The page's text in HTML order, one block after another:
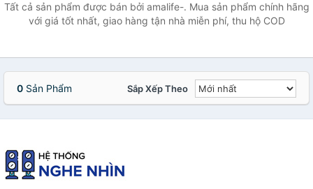
Tất cả sản phẩm được bán bởi amalife-. Mua sản phẩm chính hãng
với giá tốt nhất, giao hàng tận nhà miễn phí, thu hộ COD
0 Sản Phẩm Sắp Xếp Theo